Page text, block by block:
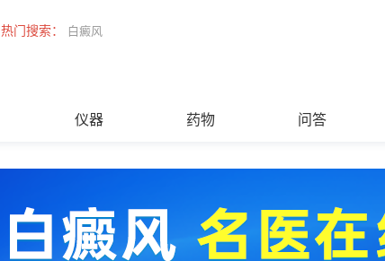
热门搜索： 白癜风
仪器 药物 问答